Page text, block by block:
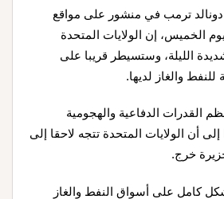
دونالد ترمب في منشور على مواقع
الخميس، إن الولايات المتحدة
الليلة، وستسيطر قريبا على
للنفط والغاز لديها.
الدفاعية والهجومية
إلى أن الولايات المتحدة تتجه لاحقا إلى
خرج.
كامل على أسواق النفط والغاز